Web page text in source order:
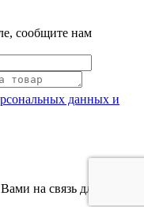
сообщите нам
данных и
на связь для